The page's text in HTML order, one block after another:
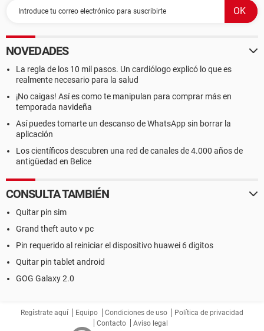
NOVEDADES
La regla de los 10 mil pasos. Un cardiólogo explicó lo que es
realmente necesario para la salud
¡No caigas! Así es como te manipulan para comprar más en
temporada navideña
Así puedes tomarte un descanso de WhatsApp sin borrar la
aplicación
Los científicos descubren una red de canales de 4.000 años de
antigüedad en Belice
CONSULTA TAMBIÉN
Quitar pin sim
Grand theft auto v pc
Pin requerido al reiniciar el dispositivo huawei 6 digitos
Quitar pin tablet android
GOG Galaxy 2.0
Regístrate aquí Equipo Condiciones de uso
Política de privacidad
Contacto
Aviso legal